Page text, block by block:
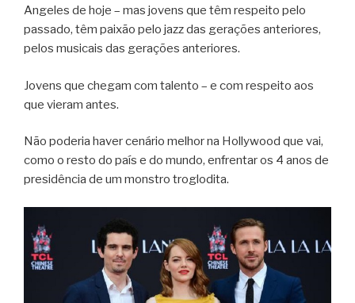
Angeles de hoje – mas jovens que têm respeito pelo
passado, têm paixão pelo jazz das gerações anteriores,
pelos musicais das gerações anteriores.
Jovens que chegam com talento – e com respeito aos
que vieram antes.
Não poderia haver cenário melhor na Hollywood que vai,
como o resto do país e do mundo, enfrentar os 4 anos de
presidência de um monstro troglodita.